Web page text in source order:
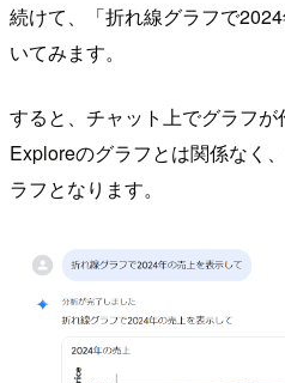
続けて、「折れ線グラフで
いてみます。
すると、チャット上でグラフ
Exploreのグラフとは関係なく
ラフとなります。